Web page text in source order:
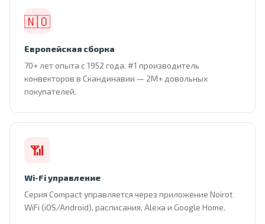
🇳🇴
Европейская сборка
70+ лет опыта с 1952 года. #1 производитель
конвекторов в Скандинавии — 2М+ довольных
покупателей.
📶
Wi-Fi управление
Серия Compact управляется через приложение Noirot
WiFi (iOS/Android), расписания, Alexa и Google Home.